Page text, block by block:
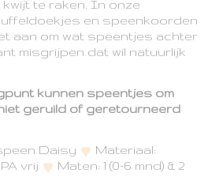
te raken. In onze
en speenkoorden
aan om wat speentjes achter
misgrijpen dat wil natuurlijk
kunnen speentjes om
geruild of geretourneerd
Daisy
Materiaal:
vrij
Maten: 1 (0-6 mnd) & 2